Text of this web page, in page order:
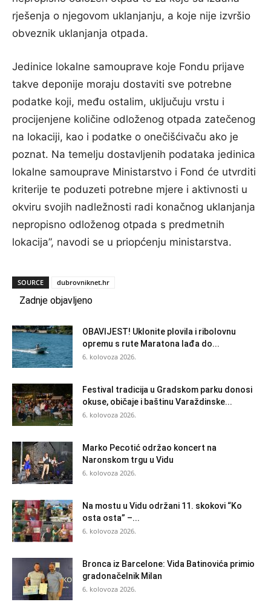
rješenja o njegovom uklanjanju, a koje nije izvršio
obveznik uklanjanja otpada.
Jedinice lokalne samouprave koje Fondu prijave
takve deponije moraju dostaviti sve potrebne
podatke koji, među ostalim, uključuju vrstu i
procijenjene količine odloženog otpada zatečenog
na lokaciji, kao i podatke o onečišćivaču ako je
poznat. Na temelju dostavljenih podataka jedinica
lokalne samouprave Ministarstvo i Fond će utvrditi
kriterije te poduzeti potrebne mjere i aktivnosti u
okviru svojih nadležnosti radi konačnog uklanjanja
nepropisno odloženog otpada s predmetnih
lokacija”, navodi se u priopćenju ministarstva.
SOURCE dubrovniknet.hr
Zadnje objavljeno
OBAVIJEST! Uklonite plovila i ribolovnu
opremu s rute Maratona lađa do...
6. kolovoza 2026.
Festival tradicija u Gradskom parku donosi
okuse, običaje i baštinu Varaždinske...
6. kolovoza 2026.
Marko Pecotić održao koncert na
Naronskom trgu u Vidu
6. kolovoza 2026.
Na mostu u Vidu održani 11. skokovi “Ko
osta osta” –...
6. kolovoza 2026.
Bronca iz Barcelone: Vida Batinovića primio
gradonačelnik Milan
6. kolovoza 2026.